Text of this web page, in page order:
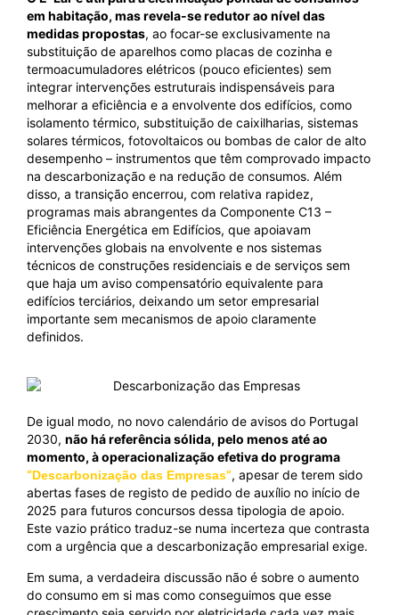
em habitação, mas revela-se redutor ao nível das
medidas propostas, ao focar-se exclusivamente na
substituição de aparelhos como placas de cozinha e
termoacumuladores elétricos (pouco eficientes) sem
integrar intervenções estruturais indispensáveis para
melhorar a eficiência e a envolvente dos edifícios, como
isolamento térmico, substituição de caixilharias, sistemas
solares térmicos, fotovoltaicos ou bombas de calor de alto
desempenho – instrumentos que têm comprovado impacto
na descarbonização e na redução de consumos. Além
disso, a transição encerrou, com relativa rapidez,
programas mais abrangentes da Componente C13 –
Eficiência Energética em Edifícios, que apoiavam
intervenções globais na envolvente e nos sistemas
técnicos de construções residenciais e de serviços sem
que haja um aviso compensatório equivalente para
edifícios terciários, deixando um setor empresarial
importante sem mecanismos de apoio claramente
definidos.
De igual modo, no novo calendário de avisos do Portugal
2030, não há referência sólida, pelo menos até ao
momento, à operacionalização efetiva do programa
“Descarbonização das Empresas”, apesar de terem sido
abertas fases de registo de pedido de auxílio no início de
2025 para futuros concursos dessa tipologia de apoio.
Este vazio prático traduz-se numa incerteza que contrasta
com a urgência que a descarbonização empresarial exige.
Em suma, a verdadeira discussão não é sobre o aumento
do consumo em si mas como conseguimos que esse